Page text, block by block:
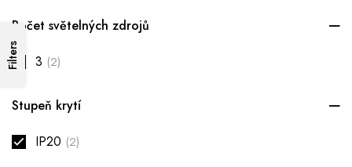
Počet světelných zdrojů
3 (2)
Stupeň krytí
IP20 (2)
Filters